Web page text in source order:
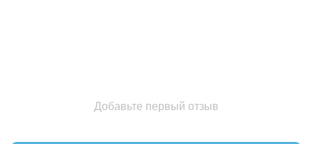
Добавьте первый отзыв